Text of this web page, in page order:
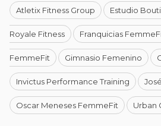
Atletix Fitness Group Estudio
Royale Fitness Franquicias
FemmeFit Gimnasio Femenino
Invictus Performance Training
Oscar Meneses FemmeFit Urban